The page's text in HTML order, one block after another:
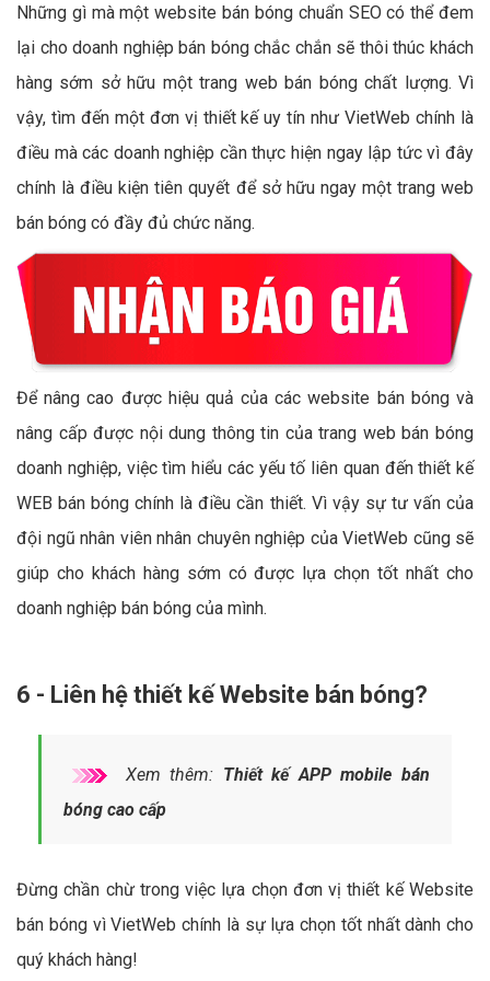
Những gì mà một website bán bóng chuẩn SEO có thể đem
lại cho doanh nghiệp bán bóng chắc chắn sẽ thôi thúc khách
hàng sớm sở hữu một trang web bán bóng chất lượng. Vì
vậy, tìm đến một đơn vị thiết kế uy tín như VietWeb chính là
điều mà các doanh nghiệp cần thực hiện ngay lập tức vì đây
chính là điều kiện tiên quyết để sở hữu ngay một trang web
bán bóng có đầy đủ chức năng.
Để nâng cao được hiệu quả của các website bán bóng và
nâng cấp được nội dung thông tin của trang web bán bóng
doanh nghiệp, việc tìm hiểu các yếu tố liên quan đến thiết kế
WEB bán bóng chính là điều cần thiết. Vì vậy sự tư vấn của
đội ngũ nhân viên nhân chuyên nghiệp của VietWeb cũng sẽ
giúp cho khách hàng sớm có được lựa chọn tốt nhất cho
doanh nghiệp bán bóng của mình.
6 - Liên hệ thiết kế Website bán bóng?
Xem thêm: Thiết kế APP mobile bán
bóng cao cấp
Đừng chần chừ trong việc lựa chọn đơn vị thiết kế Website
bán bóng vì VietWeb chính là sự lựa chọn tốt nhất dành cho
quý khách hàng!